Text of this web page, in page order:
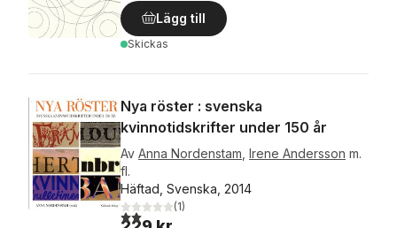
Lägg till
Skickas
Nya röster : svenska
kvinnotidskrifter under 150 år
Av Anna Nordenstam Irene Andersson m.
fl.
Häftad, Svenska, 2014
2,0utav 5 stjärnor. Totalt antal röster:
(1)